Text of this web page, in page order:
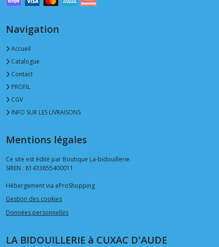
Navigation
Accueil
Catalogue
Contact
PROFIL
CGV
INFO SUR LES LIVRAISONS
Mentions légales
Ce site est édité par Boutique La-bidouillerie.
SIREN : 81433855400011
Hébergement via eProShopping
Gestion des cookies
Données personnelles
LA BIDOUILLERIE à CUXAC D'AUDE